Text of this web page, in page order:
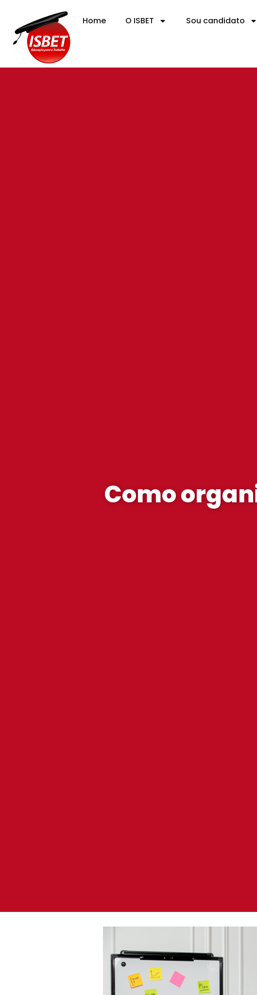
Home O ISBET Sou candidato
Como